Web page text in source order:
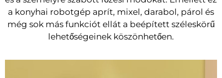
a konyhai robotgép aprít, mixel, darabol, párol és
még sok más funkciót ellát a beépített széleskörű
lehetőségeinek köszönhetően.